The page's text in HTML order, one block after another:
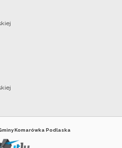
Komarówka Podlaska